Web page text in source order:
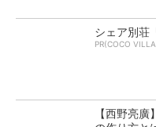
シェア別荘
PR(COCO
【西野亮